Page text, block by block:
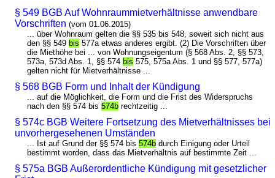
§ 549 BGB Auf Wohnraummietverhältnisse anwendbare
Vorschriften (vom 01.06.2015)
... über Wohnraum gelten die §§ 535 bis 548, soweit sich nicht aus
den §§ 549bis 577a etwas anderes ergibt. (2) Die Vorschriften über
die Miethöhe bei ... von Wohnungseigentum (§ 568 Abs. 2, §§ 573,
573a, 573d Abs. 1, §§ 574bis 575, 575a Abs. 1 und §§ 577, 577a)
gelten nicht für Mietverhältnisse ...
§ 568 BGB Form und Inhalt der Kündigung
... auf die Möglichkeit, die Form und die Frist des Widerspruchs
nach den §§ 574 bis574b rechtzeitig ...
§ 574c BGB Weitere Fortsetzung des Mietverhältnisses bei
unvorhergesehenen Umständen
... Ist auf Grund der §§ 574 bis574b durch Einigung oder Urteil
bestimmt worden, dass das Mietverhältnis auf bestimmte Zeit ...
§ 575a BGB Außerordentliche Kündigung mit gesetzlicher